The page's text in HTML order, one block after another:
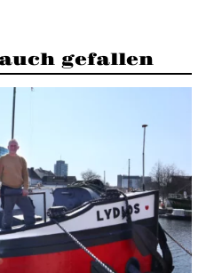
gefallen